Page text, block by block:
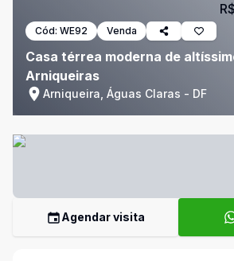
Cód: WE92 Venda
Casa térrea moderna de
Arniqueiras
Arniqueira, Águas Claras - DF
Agendar visita